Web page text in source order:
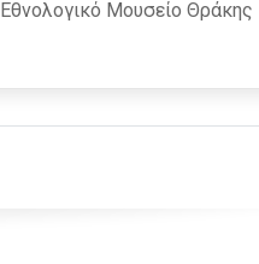
Εθνολογικό Μουσείο Θράκης